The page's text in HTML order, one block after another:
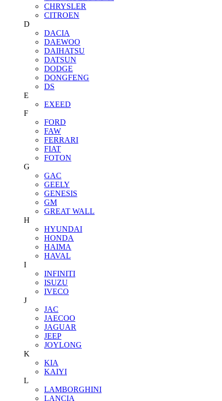
CHRYSLER
CITROEN
D
DACIA
DAEWOO
DAIHATSU
DATSUN
DODGE
DONGFENG
DS
E
EXEED
F
FORD
FAW
FERRARI
FIAT
FOTON
G
GAC
GEELY
GENESIS
GM
GREAT WALL
H
HYUNDAI
HONDA
HAIMA
HAVAL
I
INFINITI
ISUZU
IVECO
J
JAC
JAECOO
JAGUAR
JEEP
JOYLONG
K
KIA
KAIYI
L
LAMBORGHINI
LANCIA